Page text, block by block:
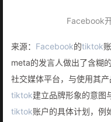
Facebook
来源： Facebook的tiktok
meta的发言人做出了含糊
社交媒体平台，与使用其
tiktok建立品牌形象的意图
tiktok账户的具体计划，例